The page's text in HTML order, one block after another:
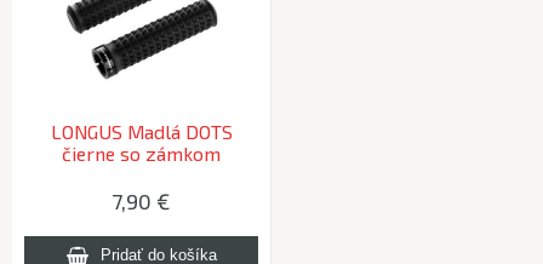
LONGUS Madlá DOTS
čierne so zámkom
7,90 €